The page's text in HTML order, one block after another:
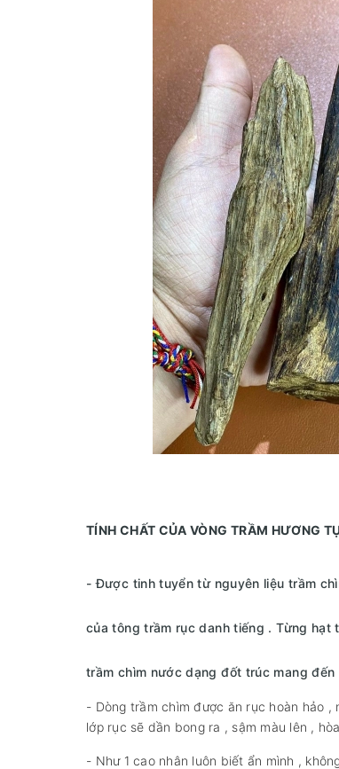
TÍNH CHẤT CỦA VÒNG TRẦM HƯƠNG
- Được tinh tuyển từ nguyên liệu trầm
của tông trầm rục danh tiếng . Từng hạt
trầm chìm nước dạng đốt trúc mang
- Dòng trầm chìm được ăn rục hoàn hảo
lớp rục sẽ dần bong ra , sậm màu lên ,
- Như 1 cao nhân luôn biết ẩn mình ,